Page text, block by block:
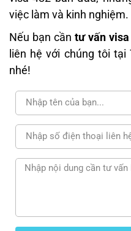
việc làm và kinh nghiệm.
Nếu bạn cần tư vấn
liên hệ với chúng tôi
nhé!